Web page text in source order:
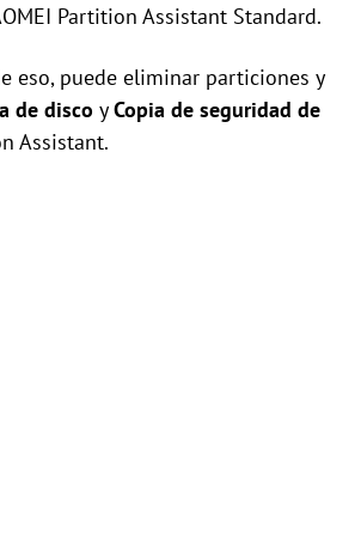
Partition Assistant Standard.
eso, puede eliminar particiones y
de disco yCopia de seguridad de
Assistant.